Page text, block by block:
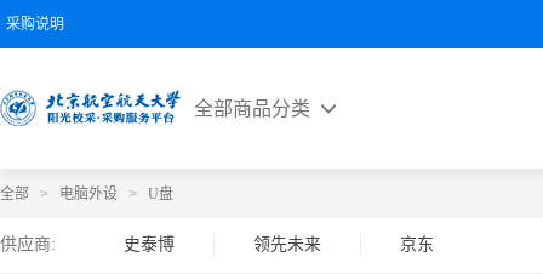
采购说明
全部商品分类
全部 > 电脑外设 > U盘
供应商: 史泰博 领先未来 京东